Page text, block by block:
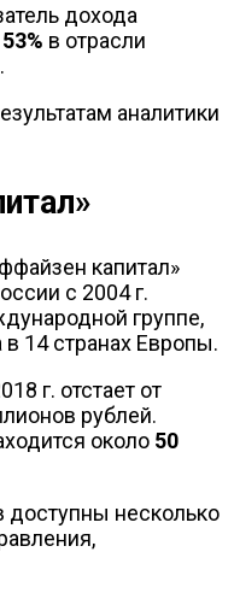
дохода
в отрасли
аналитики
капитал»
с 2004 г.
группе,
14 странах Европы.
г. отстает от
рублей.
около 50
несколько